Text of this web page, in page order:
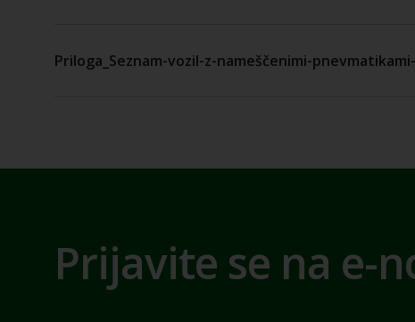
Priloga_Seznam-vozil-z-nameščenimi-pnevmatikami-
Prijavite se na e-